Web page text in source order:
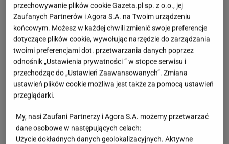
przechowywanie plików cookie Gazeta.pl sp. z o.o., jej
Zaufanych Partnerów i Agora S.A. na Twoim urządzeniu
końcowym. Możesz w każdej chwili zmienić swoje preferencje
dotyczące plików cookie, wywołując narzędzie do zarządzania
twoimi preferencjami dot. przetwarzania danych poprzez
odnośnik „Ustawienia prywatności ” w stopce serwisu i
przechodząc do „Ustawień Zaawansowanych”. Zmiana
ustawień plików cookie możliwa jest także za pomocą ustawień
przeglądarki.
My, nasi Zaufani Partnerzy i Agora S.A. możemy przetwarzać
dane osobowe w następujących celach:
Użycie dokładnych danych geolokalizacyjnych. Aktywne